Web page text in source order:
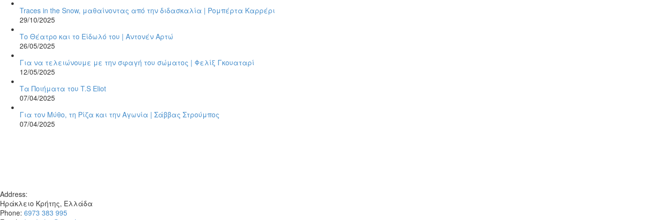
Traces in the Snow, μαθαίνοντας από την διδασκαλία | Ρομπέρτα Καρρέρι
29/10/2025
Το Θέατρο και το Είδωλό του | Αντονέν Αρτώ
26/05/2025
Για να τελειώνουμε με την σφαγή του σώματος | Φελίξ Γκουαταρί
12/05/2025
Τα Ποιήματα του T.S Eliot
07/04/2025
Για τον Μύθο, τη Ρίζα και την Αγωνία | Σάββας Στρούμπος
07/04/2025
Address:
Ηράκλειο Κρήτης, Ελλάδα
Phone: 6973 383 995